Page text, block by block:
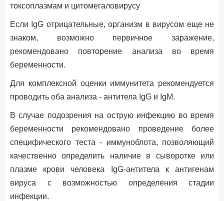
токсоплазмам и цитомегаловирусу
Если IgG отрицательные, организм в вирусом еще не
знаком, возможно первичное заражение,
рекомендовано повторение анализа во время
беременности.
Для комплексной оценки иммунитета рекомендуется
проводить оба анализа - антитела IgG и IgM.
В случае подозрения на острую инфекцию во время
беременности рекомендовано проведение более
специфического теста - иммуноблота, позволяющий
качественно определить наличие в сыворотке или
плазме крови человека IgG-антитела к антигенам
вируса с возможностью определения стадии
инфекции.